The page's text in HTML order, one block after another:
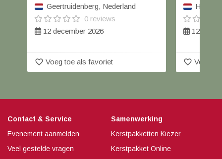
Geertruidenberg, Nederland
0 reviews
12 december 2026
favorite_border Voeg toe als favoriet
12
favorite_border Voeg
Contact & Service
Evenement aanmelden
Veel gestelde vragen
Samenwerking
Kerstpakketten Kiezer
Kerstpakket Online